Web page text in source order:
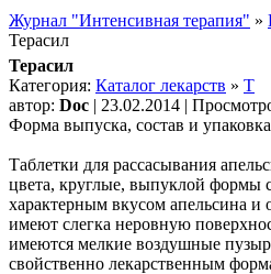
Журнал "Интенсивная терапия" »
Терасил
Терасил
Категория: Каталог лекарств » Т
автор: Doc | 23.02.2014 |
Форма выпуска, состав и упаковка
Таблетки для рассасывания
цвета, круглые, выпуклой формы
характерным вкусом апельсина
имеют слегка неровную
имеются мелкие воздушные
свойственно лекарственным